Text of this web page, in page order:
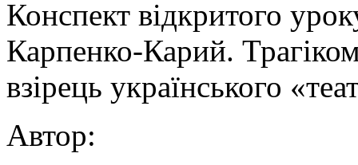
Конспект відкритого
Карпенко-Карий.
взірець українського
Автор: